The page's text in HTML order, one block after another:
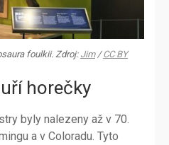
foulkii. Zdroj: Jim/CC BY
horečky
byly nalezeny až v 70.
a v Coloradu. Tyto